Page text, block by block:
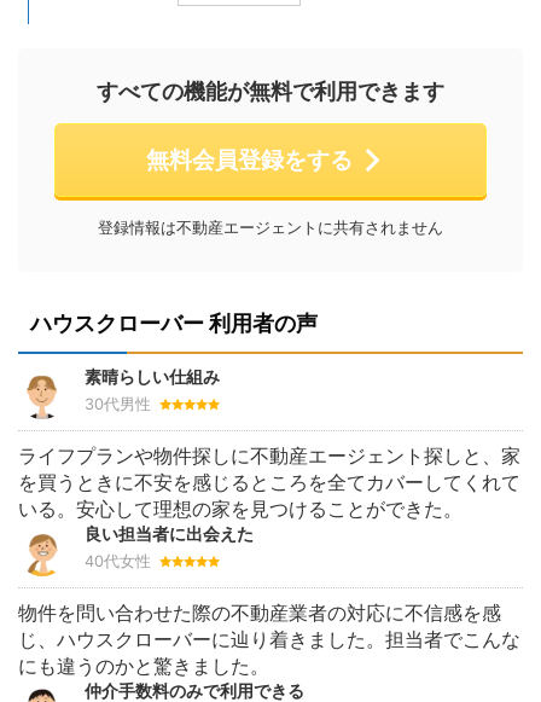
すべての機能が無料で利用できます
無料会員登録をする
登録情報は不動産エージェントに共有されません
ハウスクローバー 利用者の声
素晴らしい仕組み
30代男性
ライフプランや物件探しに不動産エージェント探しと、家
を買うときに不安を感じるところを全てカバーしてくれて
いる。安心して理想の家を見つけることができた。
良い担当者に出会えた
40代女性
物件を問い合わせた際の不動産業者の対応に不信感を感
じ、ハウスクローバーに辿り着きました。担当者でこんな
にも違うのかと驚きました。
仲介手数料のみで利用できる